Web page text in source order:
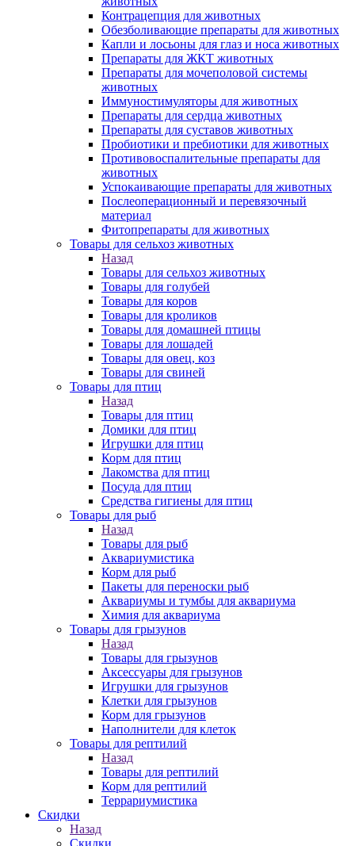
Контрацепция для животных
Обезболивающие препараты для животных
Капли и лосьоны для глаз и носа животных
Препараты для ЖКТ животных
Препараты для мочеполовой системы
животных
Иммуностимуляторы для животных
Препараты для сердца животных
Препараты для суставов животных
Пробиотики и пребиотики для животных
Противовоспалительные препараты для
животных
Успокаивающие препараты для животных
Послеоперационный и перевязочный
материал
Фитопрепараты для животных
Товары для сельхоз животных
Назад
Товары для сельхоз животных
Товары для голубей
Товары для коров
Товары для кроликов
Товары для домашней птицы
Товары для лошадей
Товары для овец, коз
Товары для свиней
Товары для птиц
Назад
Товары для птиц
Домики для птиц
Игрушки для птиц
Корм для птиц
Лакомства для птиц
Посуда для птиц
Средства гигиены для птиц
Товары для рыб
Назад
Товары для рыб
Аквариумистика
Корм для рыб
Пакеты для переноски рыб
Аквариумы и тумбы для аквариума
Химия для аквариума
Товары для грызунов
Назад
Товары для грызунов
Аксессуары для грызунов
Игрушки для грызунов
Клетки для грызунов
Корм для грызунов
Наполнители для клеток
Товары для рептилий
Назад
Товары для рептилий
Корм для рептилий
Террариумистика
Скидки
Назад
Скидки